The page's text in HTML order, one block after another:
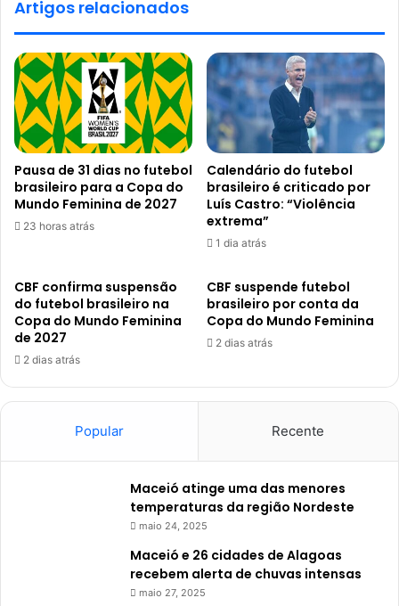
Artigos relacionados
Pausa de 31 dias no futebol
brasileiro para a Copa do
Mundo Feminina de 2027
23 horas atrás
Calendário do futebol
brasileiro é criticado por
Luís Castro: “Violência
extrema”
1 dia atrás
CBF confirma suspensão
do futebol brasileiro na
Copa do Mundo Feminina
de 2027
2 dias atrás
CBF suspende futebol
brasileiro por conta da
Copa do Mundo Feminina
2 dias atrás
Popular Recente
Maceió atinge uma das menores
temperaturas da região Nordeste
maio 24, 2025
Maceió e 26 cidades de Alagoas
recebem alerta de chuvas intensas
maio 27, 2025